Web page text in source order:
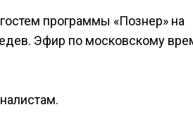
программы «Познер» на
Эфир по московскому